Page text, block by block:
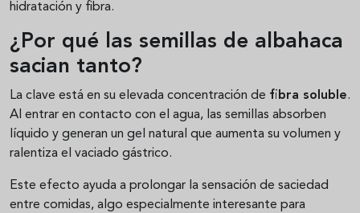
hidratación y fibra.
¿Por qué las semillas de albahaca
sacian tanto?
La clave está en su elevada concentración de fibra soluble.
Al entrar en contacto con el agua, las semillas absorben
líquido y generan un gel natural que aumenta su volumen y
ralentiza el vaciado gástrico.
Este efecto ayuda a prolongar la sensación de saciedad
entre comidas, algo especialmente interesante para